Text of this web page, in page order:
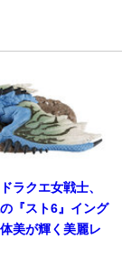
ラクエ女戦士、
『スト6』イング
美が輝く美麗レ